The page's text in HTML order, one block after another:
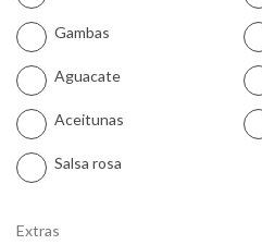
Gambas
Aguacate
Aceitunas
Salsa rosa
Extras